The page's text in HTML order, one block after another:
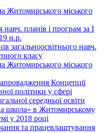
Житомирського міського
планів і програм за І
н.р.
загальноосвітнього навч.
класу
Житомирського міського
Концепції
політики у сфері
середньої освіти
школа» в Житомирському
у 2018 році
та працевлаштування